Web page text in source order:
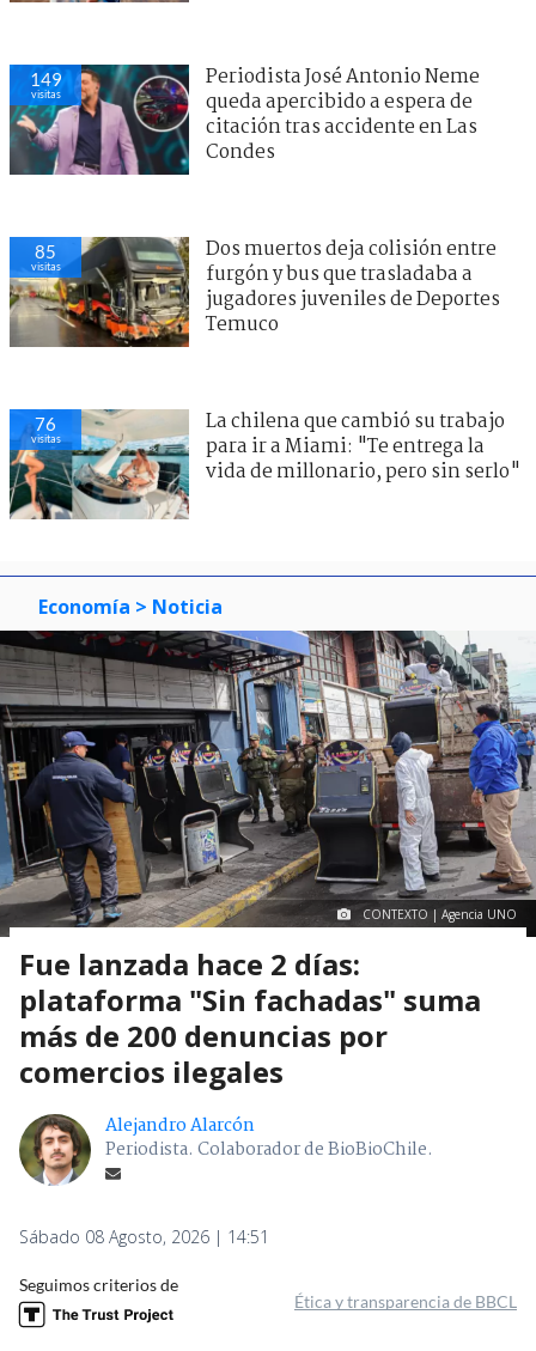
149
visitas
Periodista José Antonio Neme
queda apercibido a espera de
citación tras accidente en Las
Condes
85
visitas
Dos muertos deja colisión entre
furgón y bus que trasladaba a
jugadores juveniles de Deportes
Temuco
76
visitas
La chilena que cambió su trabajo
para ir a Miami: "Te entrega la
vida de millonario, pero sin serlo"
Economía > Noticia
CONTEXTO | Agencia UNO
Fue lanzada hace 2 días:
plataforma "Sin fachadas" suma
más de 200 denuncias por
comercios ilegales
Alejandro Alarcón
Periodista. Colaborador de BioBioChile.
Sábado 08 Agosto, 2026 | 14:51
Seguimos criterios de
Ética y transparencia de BBCL